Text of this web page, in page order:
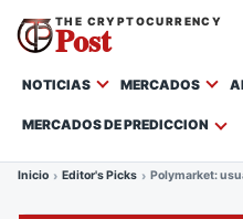
THE CRYPTOCURRENCY
Post
NOTICIAS MERCADOS
MERCADOS DE PREDICCION
Inicio Editor's Picks Polymarket: